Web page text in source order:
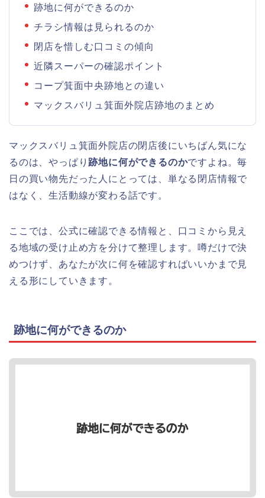
跡地に何ができるのか
チラシ情報は見られるのか
閉店を惜しむ口コミの傾向
近隣スーパーの確認ポイント
コープ箕面中央跡地との違い
マックスバリュ箕面外院店跡地のまとめ
マックスバリュ箕面外院店の閉店後にいちばん気にな
るのは、やっぱり 跡地に何ができるのかですよね。毎
日の買い物先だった人にとっては、単なる閉店情報で
はなく、生活動線が変わる話です。
ここでは、公式に確認できる情報と、口コミから見え
る地域の受け止め方を分けて整理します。噂だけで決
めつけず、あなたが次に何を確認すればいいかまで見
える形にしていきます。
跡地に何ができるのか